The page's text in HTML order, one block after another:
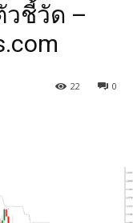
วชี้วัด –
0
22